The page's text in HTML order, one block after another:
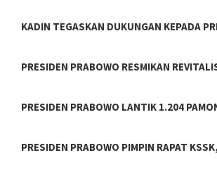
KADIN TEGASKAN DUKUNGAN KEPADA
PRESIDEN PRABOWO RESMIKAN
PRESIDEN PRABOWO LANTIK 1.204
PRESIDEN PRABOWO PIMPIN RAPAT